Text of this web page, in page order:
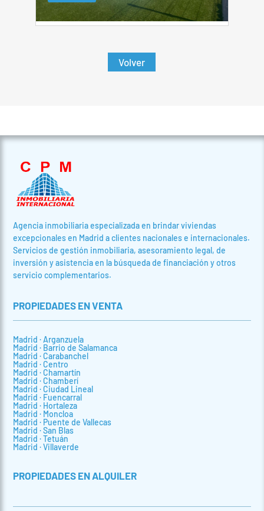
Volver
Agencia inmobiliaria especializada en brindar viviendas
excepcionales en Madrid a clientes nacionales e internacionales.
Servicios de gestión inmobiliaria, asesoramiento legal, de
inversión y asistencia en la búsqueda de financiación y otros
servicio complementarios.
PROPIEDADES EN VENTA
Madrid · Arganzuela
Madrid · Barrio de Salamanca
Madrid · Carabanchel
Madrid · Centro
Madrid · Chamartín
Madrid · Chamberí
Madrid · Ciudad Lineal
Madrid · Fuencarral
Madrid · Hortaleza
Madrid · Moncloa
Madrid · Puente de Vallecas
Madrid · San Blas
Madrid · Tetuán
Madrid · Villaverde
PROPIEDADES EN ALQUILER